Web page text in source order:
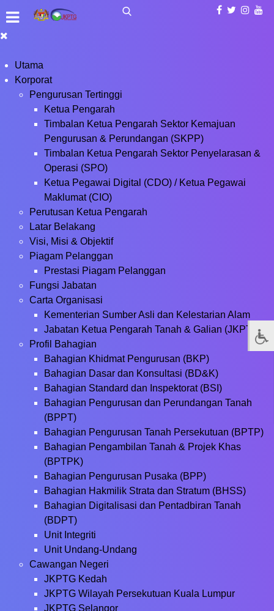
Utama
Korporat
Pengurusan Tertinggi
Ketua Pengarah
Timbalan Ketua Pengarah Sektor Kemajuan
Pengurusan & Perundangan (SKPP)
Timbalan Ketua Pengarah Sektor Penyelarasan &
Operasi (SPO)
Ketua Pegawai Digital (CDO) / Ketua Pegawai
Maklumat (CIO)
Perutusan Ketua Pengarah
Latar Belakang
Visi, Misi & Objektif
Piagam Pelanggan
Prestasi Piagam Pelanggan
Fungsi Jabatan
Carta Organisasi
Kementerian Sumber Asli dan Kelestarian Alam
Jabatan Ketua Pengarah Tanah & Galian (JKPTG)
Profil Bahagian
Bahagian Khidmat Pengurusan (BKP)
Bahagian Dasar dan Konsultasi (BD&K)
Bahagian Standard dan Inspektorat (BSI)
Bahagian Pengurusan dan Perundangan Tanah
(BPPT)
Bahagian Pengurusan Tanah Persekutuan (BPTP)
Bahagian Pengambilan Tanah & Projek Khas
(BPTPK)
Bahagian Pengurusan Pusaka (BPP)
Bahagian Hakmilik Strata dan Stratum (BHSS)
Bahagian Digitalisasi dan Pentadbiran Tanah
(BDPT)
Unit Integriti
Unit Undang-Undang
Cawangan Negeri
JKPTG Kedah
JKPTG Wilayah Persekutuan Kuala Lumpur
JKPTG Selangor